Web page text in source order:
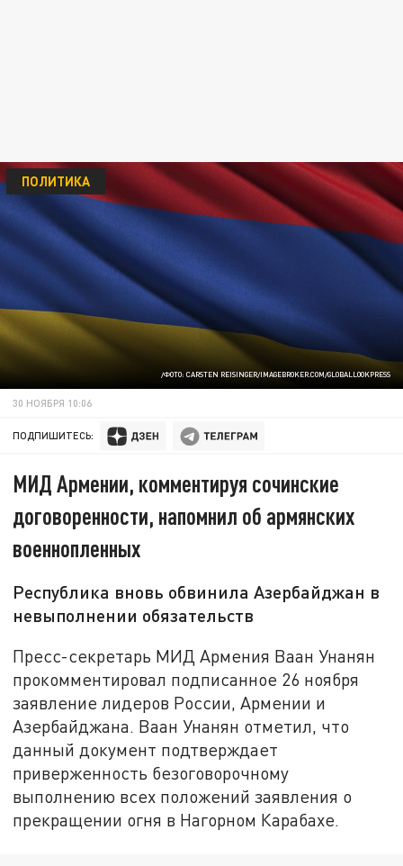
/ФОТО: CARSTEN REISINGER/IMAGEBROKER.COM/GLOBALLOOKPRESS
ПОЛИТИКА
30 НОЯБРЯ 10:06
ПОДПИШИТЕСЬ:
МИД Армении, комментируя сочинские
договоренности, напомнил об армянских
военнопленных
Республика вновь обвинила Азербайджан в
невыполнении обязательств
Пресс-секретарь МИД Армения Ваан Унанян
прокомментировал подписанное 26 ноября
заявление лидеров России, Армении и
Азербайджана. Ваан Унанян отметил, что
данный документ подтверждает
приверженность безоговорочному
выполнению всех положений заявления о
прекращении огня в Нагорном Карабахе.